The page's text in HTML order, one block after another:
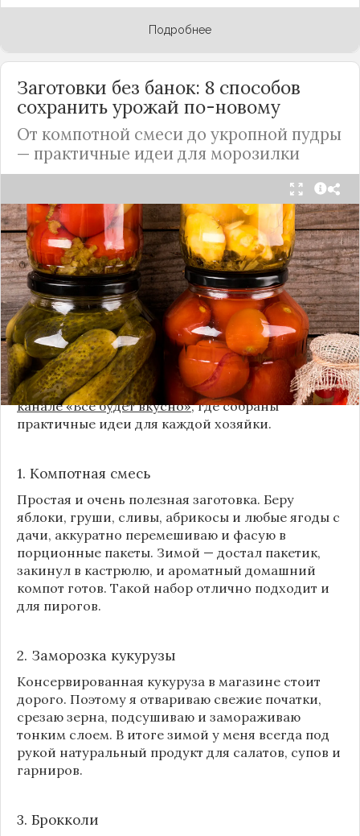
Подробнее
Заготовки без банок: 8 способов
сохранить урожай по-новому
От компотной смеси до укропной пудры
— практичные идеи для морозилки
Каждый год, когда приходит пора богатого
урожая, я стараюсь сохранить максимум летних
витаминов. Закатки в банки — это, безусловно,
классика, которая никуда не уходит из нашей
жизни. Но современный подход к хранению
продуктов показывает, что есть и более простые,
быстрые и удобные способы.
Сегодня я делюсь своими любимыми рецептами
без банок и долгих стерилизаций. Подробнее и с
пошаговыми инструкциями их можно найти на
канале «Все будет вкусно», где собраны
практичные идеи для каждой хозяйки.
1. Компотная смесь
Простая и очень полезная заготовка. Беру
яблоки, груши, сливы, абрикосы и любые ягоды с
дачи, аккуратно перемешиваю и фасую в
порционные пакеты. Зимой — достал пакетик,
закинул в кастрюлю, и ароматный домашний
компот готов. Такой набор отлично подходит и
для пирогов.
2. Заморозка кукурузы
Консервированная кукуруза в магазине стоит
дорого. Поэтому я отвариваю свежие початки,
срезаю зерна, подсушиваю и замораживаю
тонким слоем. В итоге зимой у меня всегда под
рукой натуральный продукт для салатов, супов и
гарниров.
3. Брокколи